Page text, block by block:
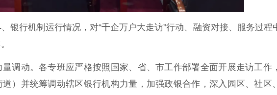
行机制运行情况，对“千企万户大走访”行动、融资对接、服务过程
动。各专班应严格按照国家、省、市工作部署全面开展走访工作
）并统筹调动辖区银行机构力量，加强政银合作，深入园区、社区